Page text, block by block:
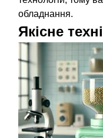
обладнання.
Якісне